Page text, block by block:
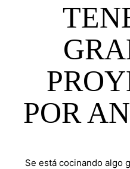
POR
Se está cocinando algo